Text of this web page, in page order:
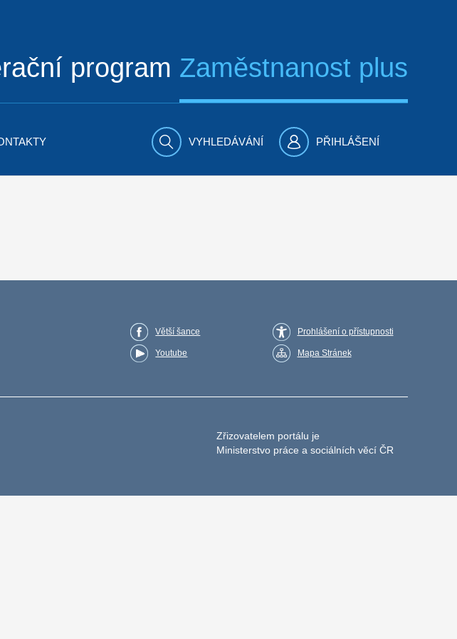
program Zaměstnanost plus
VYHLEDÁVÁNÍ PŘIHLÁŠENÍ
Větší šance
Youtube
Prohlášení o přístupnosti
Mapa Stránek
Zřizovatelem portálu je
Ministerstvo práce a sociálních věcí ČR